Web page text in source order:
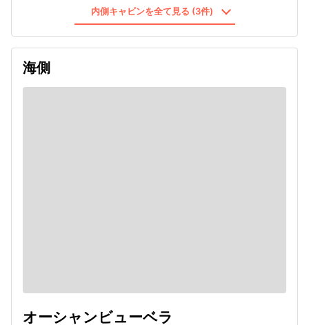
内側キャビンを全て見る (3件)
海側
オーシャンビューベラ